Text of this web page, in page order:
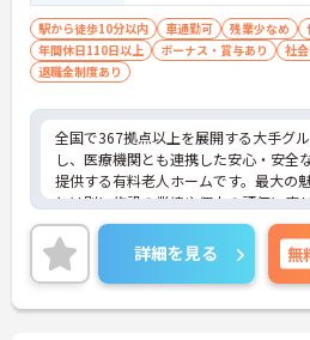
得できることで、心身の疲労をしっか
す。
・定年65歳以降も再雇用制度で70歳ま
あり、退職金制度も備わって無理なく
【一人ひとりの個性や希望を尊重し、
ャリアを描ける職場です】
・時短勤務からフルタイム、さらには
テップアップまで、ライフステージに
方を選択できます。
・清潔感があれば髪色やネイルなども
おり、自分らしいスタイルを大切にでき
駅から徒歩10分以内 車通勤可 残業少なめ
年間休日110日以上
ボーナス・賞与あり 社
退職金制度あり
全国で367拠点以上を展開する大手グ
し、医療機関とも連携した安心・安全
提供する有料老人ホームです。最大の
とは別に施設の業績や個人の評価に応
る独自の特別報酬制度です。日々の頑
への貢献が直接収入に反映される非常
ある環境が整っています。また、毎朝
ーティングを通じてスタッフ同士の連
ており、平均勤続年数7.2年という高
詳細を見る 無